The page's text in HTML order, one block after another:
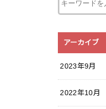
アーカイブ
2023年9月
2022年10月